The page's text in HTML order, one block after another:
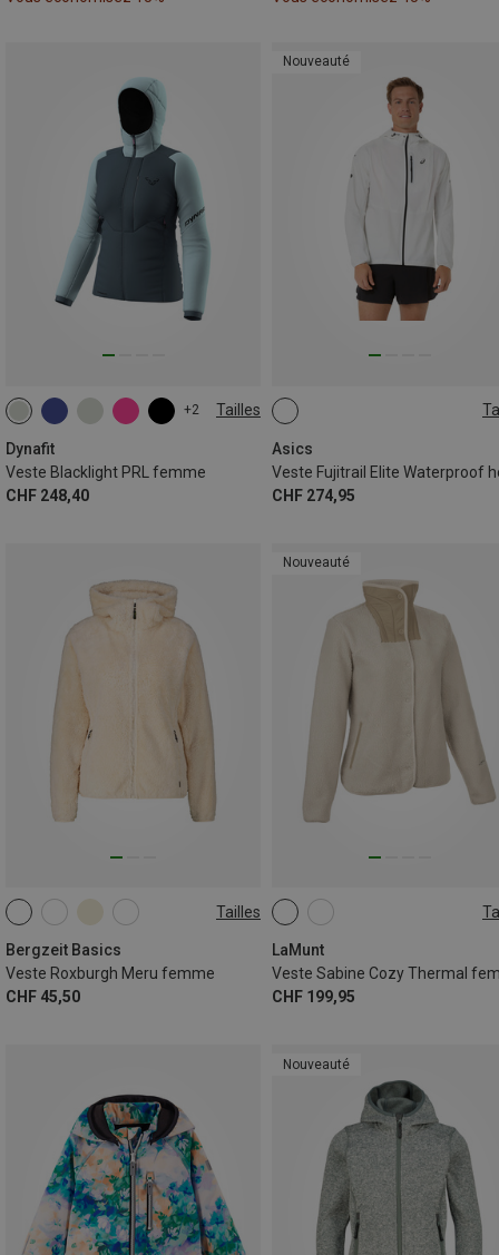
+2 Tailles
Dynafit
Veste Blacklight PRL femme
CHF 248,40
XS S M
Nouveauté
Asics
CHF 274,95
S
Tailles
Bergzeit Basics
Veste Roxburgh Meru femme
CHF 45,50
XS
XXL
Nouveauté
LaMunt
Veste Sabine Cozy Thermal
CHF 199,95
XS
XXL
Nouveauté